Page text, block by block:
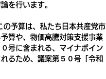
を行います。
予算は、私たち日本共産党市
算や、物価高騰対策支援事業
号に含まれる、マイナポイン
るため、議案第５０号「令和